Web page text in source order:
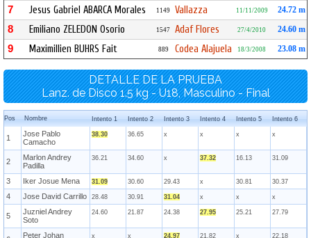
7 Jesus Gabriel ABARCA Morales 1149 Vallazza 11/11/2009 24.72 m
8 Emiliano ZELEDON Osorio 1547 Adaf Flores 27/4/2010 24.60 m
9 Maximillien BUHRS Fait 889 Codea Alajuela 18/3/2008 23.08 m
DETALLE DE LA PRUEBA
Lanz. de Disco 1.5 kg - U18, Masculino - Final
Pos Nombre Intento 1 Intento 2 Intento 3 Intento 4 Intento 5 Intento 6
1
Jose Pablo
Camacho
38.30 36.65 x x x x
2
Marlon Andrey
Padilla
36.21 34.60 x 37.32 16.13 31.09
3 Iker Josue Mena 31.09 30.60 29.43 x 30.81 30.37
4 Jose David Carrillo 28.48 30.91 31.04 x x x
5
Juzniel Andrey
Soto
24.60 21.87 24.38 27.95 25.21 27.79
Peter Johan x x 24.97 21.82 x 22.18